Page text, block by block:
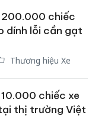
200.000 chiếc
dính lỗi cần gạt
Thương hiệu Xe
chiếc xe
thị trường Việt